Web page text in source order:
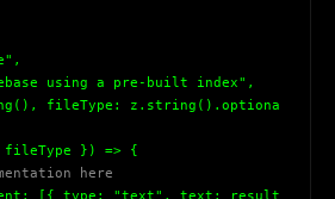
using a pre-built index",
fileType: z.string().optiona
fileType } ) => {
here